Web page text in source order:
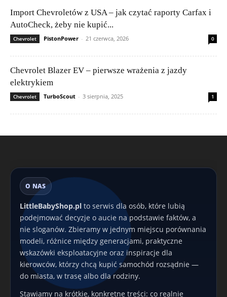
Import Chevroletów z USA – jak czytać raporty Carfax i
AutoCheck, żeby nie kupić...
Chevrolet PistonPower - 21 czerwca, 2026 0
Chevrolet Blazer EV – pierwsze wrażenia z jazdy
elektrykiem
Chevrolet TurboScout - 3 sierpnia, 2025 1
O NAS
LittleBabyShop.pl to serwis dla osób, które lubią
podejmować decyzje o aucie na podstawie faktów, a
nie sloganów. Zbieramy w jednym miejscu porównania
modeli, różnice między generacjami, praktyczne
wskazówki eksploatacyjne oraz inspiracje dla
kierowców, którzy chcą kupić samochód rozsądnie —
do miasta, w trasę albo dla rodziny.
Stawiamy na krótkie, konkretne treści: co realnie